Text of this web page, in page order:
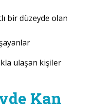
bir düzeyde olan
ulaşan kişiler
Kan